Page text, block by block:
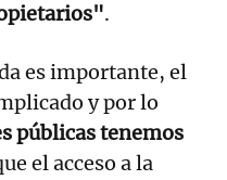
.
es importante, el
y por lo
públicas tenemos
el acceso a la